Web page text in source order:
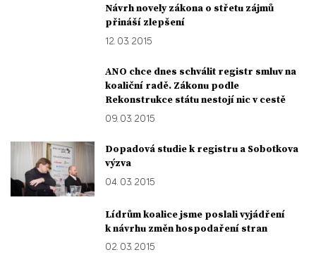
Návrh novely zákona o střetu zájmů
přináší zlepšení
12. 03. 2015
ANO chce dnes schválit registr smluv na
koaliční radě. Zákonu podle
Rekonstrukce státu nestojí nic v cestě
09. 03. 2015
Dopadová studie k registru a Sobotkova
výzva
04. 03. 2015
Lídrům koalice jsme poslali vyjádření
k návrhu změn hospodaření stran
02. 03. 2015